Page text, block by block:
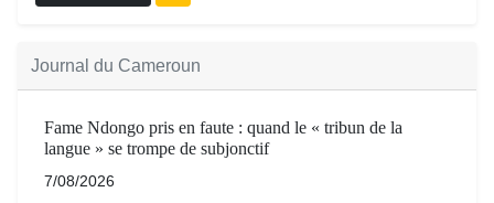
Journal du Cameroun
Fame Ndongo pris en faute : quand le « tribun de la
langue » se trompe de subjonctif
7/08/2026